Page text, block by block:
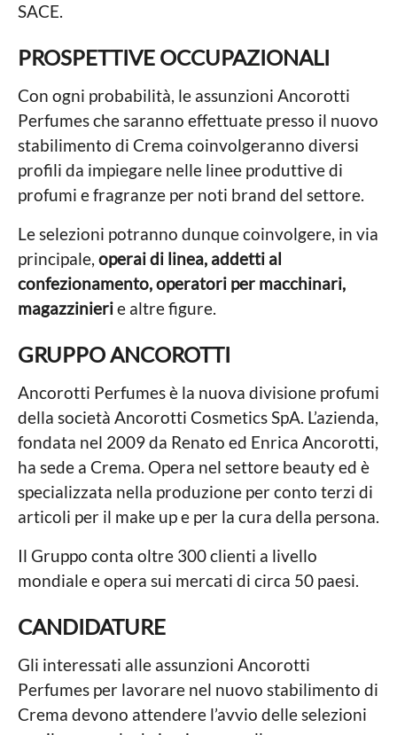
SACE.
PROSPETTIVE OCCUPAZIONALI
Con ogni probabilità, le assunzioni Ancorotti
Perfumes che saranno effettuate presso il nuovo
stabilimento di Crema coinvolgeranno diversi
profili da impiegare nelle linee produttive di
profumi e fragranze per noti brand del settore.
Le selezioni potranno dunque coinvolgere, in via
principale, operai di linea, addetti al
confezionamento, operatori per macchinari,
magazzinierie altre figure.
GRUPPO ANCOROTTI
Ancorotti Perfumes è la nuova divisione profumi
della società Ancorotti Cosmetics SpA. L’azienda,
fondata nel 2009 da Renato ed Enrica Ancorotti,
ha sede a Crema. Opera nel settore beauty ed è
specializzata nella produzione per conto terzi di
articoli per il make up e per la cura della persona.
Il Gruppo conta oltre 300 clienti a livello
mondiale e opera sui mercati di circa 50 paesi.
CANDIDATURE
Gli interessati alle assunzioni Ancorotti
Perfumes per lavorare nel nuovo stabilimento di
Crema devono attendere l’avvio delle selezioni